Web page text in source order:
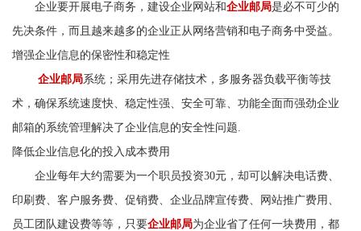
企业要开展电子商务，建设企业网站和企业邮局是必不可少的
先决条件，而且越来越多的企业正从网络营销和电子商务中受益。
增强企业信息的保密性和稳定性
企业邮局系统；采用先进存储技术，多服务器负载平衡等技
术，确保系统速度快、稳定性强、安全可靠、功能全面而强劲企业
邮箱的系统管理解决了企业信息的安全性问题.
降低企业信息化的投入成本费用
企业每年大约需要为一个职员投资30元，却可以解决电话费、
印刷费、客户服务费、促销费、企业品牌宣传费、网站推广费用、
员工团队建设费等等，只要企业邮局为企业省了任何一块费用，都